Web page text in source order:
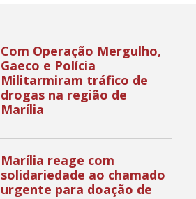
Com Operação Mergulho,
Gaeco e Polícia
Militarmiram tráfico de
drogas na região de
Marília
Marília reage com
solidariedade ao chamado
urgente para doação de